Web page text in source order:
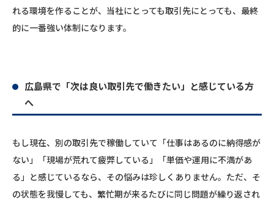
れる環境を作ることが、当社にとっても取引先にとっても、最終
的に一番強い体制になります。
広島県で「次は良い取引先で働きたい」と感じている方
へ
もし現在、別の取引先で稼働していて「仕事はあるのに納得感が
ない」「現場が荒れて疲弊している」「単価や運用に不満があ
る」と感じているなら、その悩みは珍しくありません。ただ、そ
の状態を我慢しても、繁忙期が来るたびに同じ問題が繰り返され